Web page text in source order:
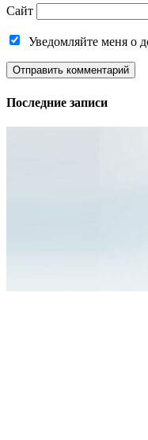
Сайт
Уведомляйте меня о
Последние записи